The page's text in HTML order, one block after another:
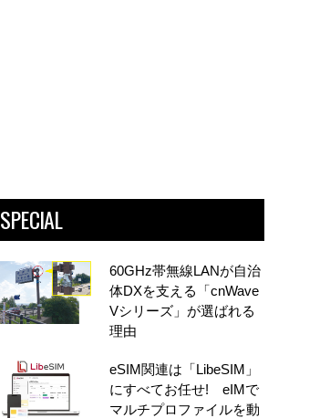
SPECIAL
60GHz帯無線LANが自治
体DXを支える「cnWave
Vシリーズ」が選ばれる
理由
eSIM関連は「LibeSIM」
にすべてお任せ! eIMで
マルチプロファイルを動